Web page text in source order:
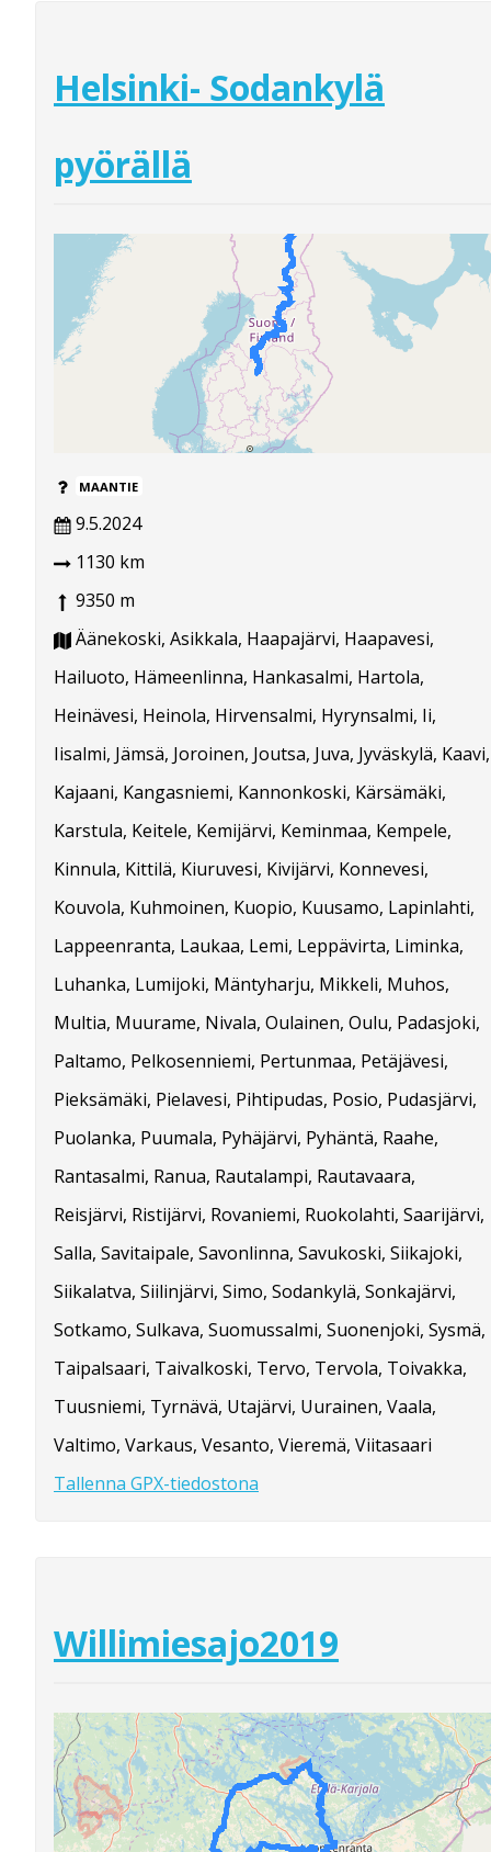
Helsinki- Sodankylä
pyörällä
MAANTIE
9.5.2024
1130 km
9350 m
Äänekoski, Asikkala, Haapajärvi, Haapavesi,
Hailuoto, Hämeenlinna, Hankasalmi, Hartola,
Heinävesi, Heinola, Hirvensalmi, Hyrynsalmi, Ii,
Iisalmi, Jämsä, Joroinen, Joutsa, Juva, Jyväskylä, Kaavi,
Kajaani, Kangasniemi, Kannonkoski, Kärsämäki,
Karstula, Keitele, Kemijärvi, Keminmaa, Kempele,
Kinnula, Kittilä, Kiuruvesi, Kivijärvi, Konnevesi,
Kouvola, Kuhmoinen, Kuopio, Kuusamo, Lapinlahti,
Lappeenranta, Laukaa, Lemi, Leppävirta, Liminka,
Luhanka, Lumijoki, Mäntyharju, Mikkeli, Muhos,
Multia, Muurame, Nivala, Oulainen, Oulu, Padasjoki,
Paltamo, Pelkosenniemi, Pertunmaa, Petäjävesi,
Pieksämäki, Pielavesi, Pihtipudas, Posio, Pudasjärvi,
Puolanka, Puumala, Pyhäjärvi, Pyhäntä, Raahe,
Rantasalmi, Ranua, Rautalampi, Rautavaara,
Reisjärvi, Ristijärvi, Rovaniemi, Ruokolahti, Saarijärvi,
Salla, Savitaipale, Savonlinna, Savukoski, Siikajoki,
Siikalatva, Siilinjärvi, Simo, Sodankylä, Sonkajärvi,
Sotkamo, Sulkava, Suomussalmi, Suonenjoki, Sysmä,
Taipalsaari, Taivalkoski, Tervo, Tervola, Toivakka,
Tuusniemi, Tyrnävä, Utajärvi, Uurainen, Vaala,
Valtimo, Varkaus, Vesanto, Vieremä, Viitasaari
Tallenna GPX-tiedostona
Willimiesajo2019